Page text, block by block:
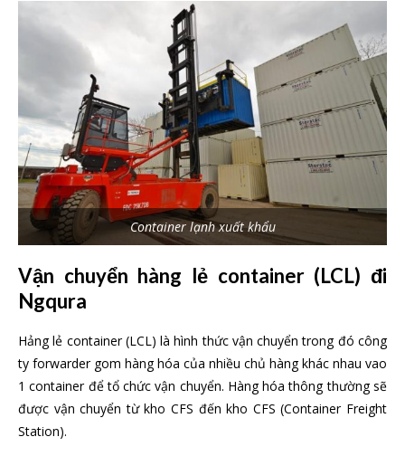
Container lạnh xuất khẩu
Vận chuyển hàng lẻ container (LCL) đi
Ngqura
Hảng lẻ container (LCL) là hình thức vận chuyển trong đó công
ty forwarder gom hàng hóa của nhiều chủ hàng khác nhau vao
1 container để tổ chức vận chuyển. Hàng hóa thông thường sẽ
được vận chuyển từ kho CFS đến kho CFS (Container Freight
Station).